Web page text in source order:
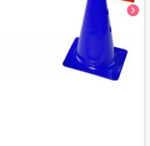
chevron_right